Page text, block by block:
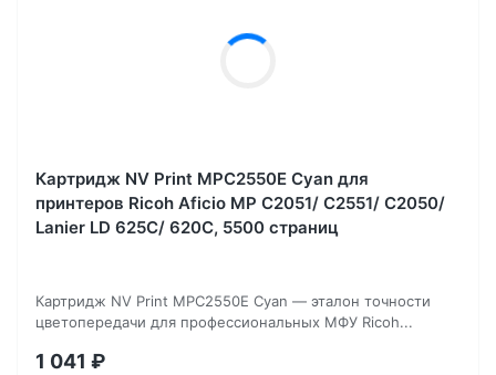
Картридж NV Print MPC2550E Cyan для
принтеров Ricoh Aficio MP C2051/ C2551/ C2050/
Lanier LD 625C/ 620C, 5500 страниц
Картридж NV Print MPC2550E Cyan — эталон точности
цветопередачи для профессиональных МФУ Ricoh...
1 041 ₽